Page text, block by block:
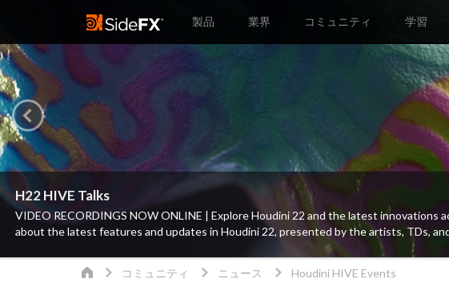
製品 業界 コミュニティ 学習
Houdini 22 Sneak Peek
Houdini 22 のスニークピークへようこそ。 この新機能紹介では刺激的な新ツール、
Copernicusによるテクスチャ合成や VFX、そしてガウシアンスプラッティングなどの
コミュニティ ニュース Houdini HIVE Events